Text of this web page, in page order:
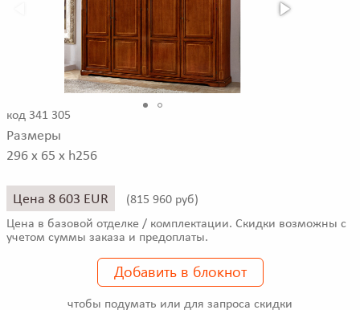
код 341 305
Размеры
296 x 65 x h256
Цена 8 603 EUR (815 960 руб)
Цена в базовой отделке / комплектации. Скидки возможны с
учетом суммы заказа и предоплаты.
Добавить в блокнот
чтобы подумать или для запроса скидки